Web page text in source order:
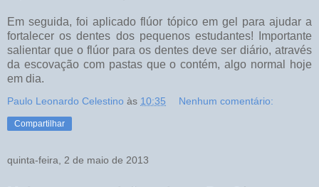
Em seguida, foi aplicado flúor tópico em gel para ajudar a
fortalecer os dentes dos pequenos estudantes! Importante
salientar que o flúor para os dentes deve ser diário, através
da escovação com pastas que o contém, algo normal hoje
em dia.
Paulo Leonardo Celestino às 10:35 Nenhum comentário:
Compartilhar
quinta-feira, 2 de maio de 2013